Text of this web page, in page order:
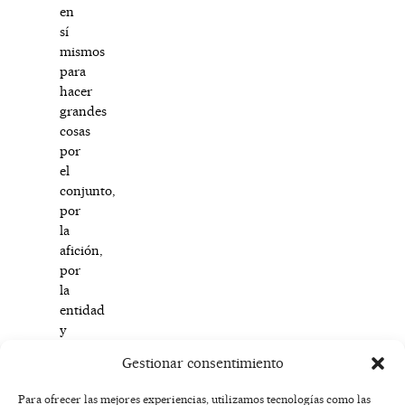
Gestionar consentimiento
Para ofrecer las mejores experiencias, utilizamos tecnologías como las
en
sí
mismos
para
hacer
grandes
cosas
por
el
conjunto,
por
la
afición,
por
la
entidad
y